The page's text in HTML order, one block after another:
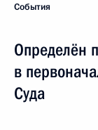
События
Определён
в
Суда